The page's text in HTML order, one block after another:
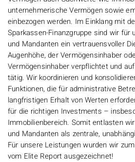
unternehmerische Vermögen sowie
einbezogen werden. Im Einklang mit
Sparkassen-Finanzgruppe sind wir für
und Mandanten ein vertrauensvoller
Augenhöhe, der Vermögensinhaber
Vermögensinhaber verpflichtet und
tätig. Wir koordinieren und
Funktionen, die für administrative
langfristigen Erhalt von Werten
für die richtigen Investments –
Immobilienbereich. Somit entlasten
und Mandanten als zentrale,
Für unsere Leistungen wurden wir
vom Elite Report ausgezeichnet!